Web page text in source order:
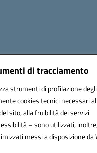
di tracciamento
strumenti di profilazione
cookies tecnici necessari al
sito, alla fruibilità dei servizi
– sono utilizzati,
messi a disposizione da